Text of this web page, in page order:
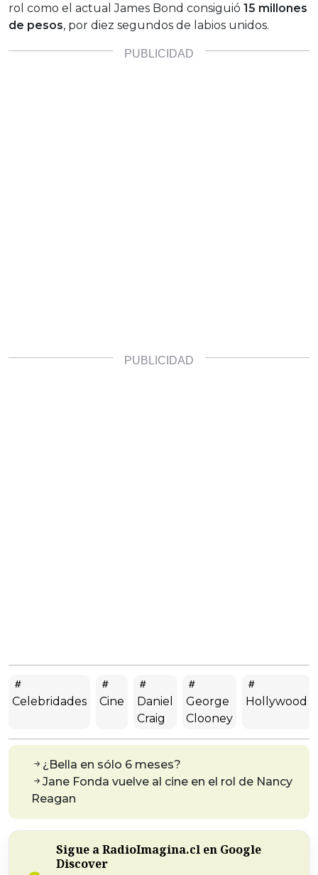
rol como el actual James Bond consiguió 15 millones
de pesos, por diez segundos de labios unidos.
Celebridades Cine
Daniel
Craig
George
Clooney
Hollywood
¿Bella en sólo 6 meses?
Jane Fonda vuelve al cine en el rol de Nancy
Reagan
Sigue a RadioImagina.cl en Google
Discover